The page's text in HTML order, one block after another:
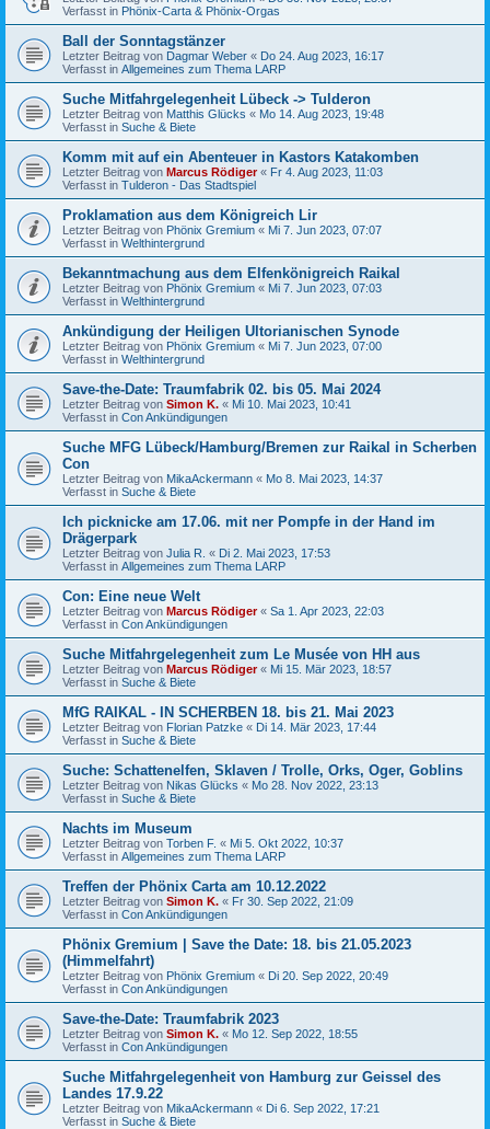
Verfasst in Phönix-Carta & Phönix-Orgas
Ball der Sonntagstänzer
Letzter Beitrag von Dagmar Weber « Do 24. Aug 2023, 16:17
Verfasst in Allgemeines zum Thema LARP
Suche Mitfahrgelegenheit Lübeck -> Tulderon
Letzter Beitrag von Matthis Glücks « Mo 14. Aug 2023, 19:48
Verfasst in Suche & Biete
Komm mit auf ein Abenteuer in Kastors Katakomben
Letzter Beitrag von Marcus Rödiger« Fr 4. Aug 2023, 11:03
Verfasst in Tulderon - Das Stadtspiel
Proklamation aus dem Königreich Lir
Letzter Beitrag von Phönix Gremium « Mi 7. Jun 2023, 07:07
Verfasst in Welthintergrund
Bekanntmachung aus dem Elfenkönigreich Raikal
Letzter Beitrag von Phönix Gremium « Mi 7. Jun 2023, 07:03
Verfasst in Welthintergrund
Ankündigung der Heiligen Ultorianischen Synode
Letzter Beitrag von Phönix Gremium « Mi 7. Jun 2023, 07:00
Verfasst in Welthintergrund
Save-the-Date: Traumfabrik 02. bis 05. Mai 2024
Letzter Beitrag von Simon K. « Mi 10. Mai 2023, 10:41
Verfasst in Con Ankündigungen
Suche MFG Lübeck/Hamburg/Bremen zur Raikal in Scherben
Con
Letzter Beitrag von MikaAckermann « Mo 8. Mai 2023, 14:37
Verfasst in Suche & Biete
Ich picknicke am 17.06. mit ner Pompfe in der Hand im
Drägerpark
Letzter Beitrag von Julia R. « Di 2. Mai 2023, 17:53
Verfasst in Allgemeines zum Thema LARP
Con: Eine neue Welt
Letzter Beitrag von Marcus Rödiger« Sa 1. Apr 2023, 22:03
Verfasst in Con Ankündigungen
Suche Mitfahrgelegenheit zum Le Musée von HH aus
Letzter Beitrag von Marcus Rödiger« Mi 15. Mär 2023, 18:57
Verfasst in Suche & Biete
MfG RAIKAL - IN SCHERBEN 18. bis 21. Mai 2023
Letzter Beitrag von Florian Patzke « Di 14. Mär 2023, 17:44
Verfasst in Suche & Biete
Suche: Schattenelfen, Sklaven / Trolle, Orks, Oger, Goblins
Letzter Beitrag von Nikas Glücks « Mo 28. Nov 2022, 23:13
Verfasst in Suche & Biete
Nachts im Museum
Letzter Beitrag von Torben F. « Mi 5. Okt 2022, 10:37
Verfasst in Allgemeines zum Thema LARP
Treffen der Phönix Carta am 10.12.2022
Letzter Beitrag von Simon K. « Fr 30. Sep 2022, 21:09
Verfasst in Con Ankündigungen
Phönix Gremium | Save the Date: 18. bis 21.05.2023
(Himmelfahrt)
Letzter Beitrag von Phönix Gremium « Di 20. Sep 2022, 20:49
Verfasst in Con Ankündigungen
Save-the-Date: Traumfabrik 2023
Letzter Beitrag von Simon K. « Mo 12. Sep 2022, 18:55
Verfasst in Con Ankündigungen
Suche Mitfahrgelegenheit von Hamburg zur Geissel des
Landes 17.9.22
Letzter Beitrag von MikaAckermann « Di 6. Sep 2022, 17:21
Verfasst in Suche & Biete